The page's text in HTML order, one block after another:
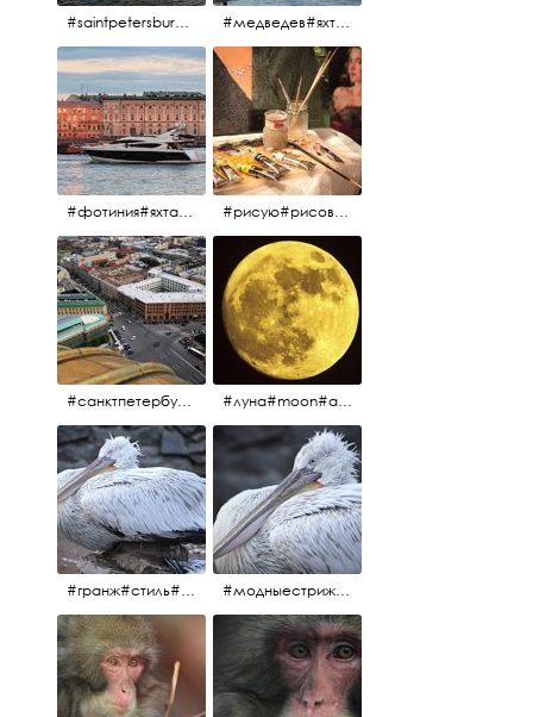
#saintpetersburg #санктпетербург#нева#троицкиймост#питерскоеутро#петропавловскаякрепость #медведев#яхты#алыепаруса2023#белыеночи2013#санктпетербург #яхтафотиния#yacht#yachtphotinia
#фотиния#яхтафотиния#дмитриймедведев#медведев#яхта#алыепаруса2013#2013#алыепаруса #нева#санктпетербург #yachtphotinia#yacht #рисую#рисовать#краскихолстмасло#картина#холст#кисточки#палитра#художник#портрет#aplgallery
#санктпетербург #исаакиевскийсобор #исакий #луна#moon#апрельскаялуна#санктпетербург
#гранж#стиль#тренд#тренд2017 #модныестрижки#санктпетербург #пеликан #птицы#причёски #модныестрижки#стильныестрижки#причёски#зоопарк #пеликан#санктпетербург #причёскиподуше